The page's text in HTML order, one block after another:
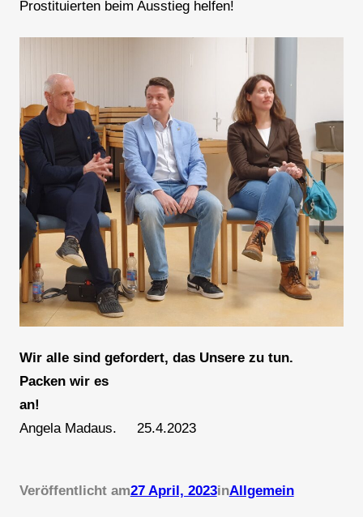
Prostituierten beim Ausstieg helfen!
Wir alle sind gefordert, das Unsere zu tun.
Packen wir es
an!
Angela Madaus. 25.4.2023
Veröffentlicht am27 April, 2023inAllgemein